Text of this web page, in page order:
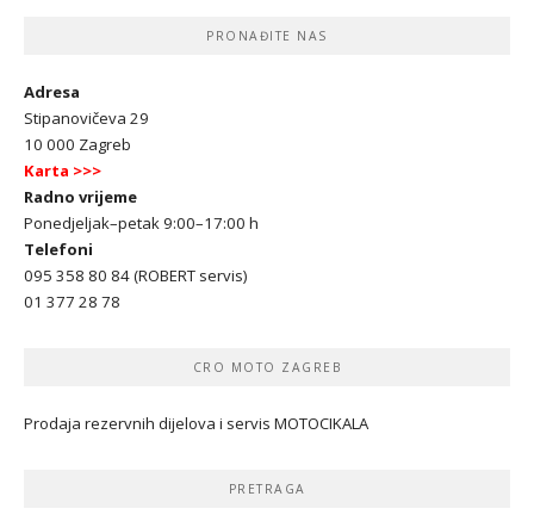
PRONAĐITE NAS
Adresa
Stipanovičeva 29
10 000 Zagreb
Karta >>>
Radno vrijeme
Ponedjeljak–petak 9:00–17:00 h
Telefoni
095 358 80 84 (ROBERT servis)
01 377 28 78
CRO MOTO ZAGREB
Prodaja rezervnih dijelova i servis MOTOCIKALA
PRETRAGA